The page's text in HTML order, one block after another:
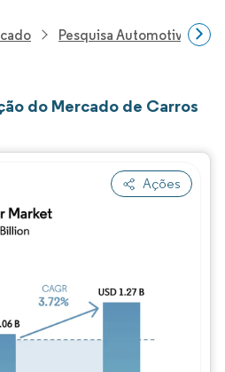
Pesquisa Automotiva
do Mercado de Carros
Ações